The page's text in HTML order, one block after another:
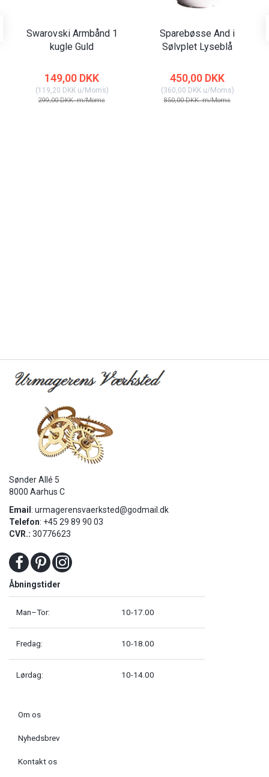
Swarovski Armbånd 1
kugle Guld
149,00 DKK
(119,20 DKKu/Moms)
299,00 DKKm/Moms
Sparebøsse And i
Sølvplet Lyseblå
450,00 DKK
(360,00 DKKu/Moms)
850,00 DKKm/Moms
Sønder Allé 5
8000 Aarhus C
Email : urmagerensvaerksted@godmail.dk
Telefon: +45 29 89 90 03
CVR.: 30776623
Åbningstider
Man–Tor: 10-17.00
Fredag: 10-18.00
Lørdag: 10-14.00
Om os
Nyhedsbrev
Kontakt os